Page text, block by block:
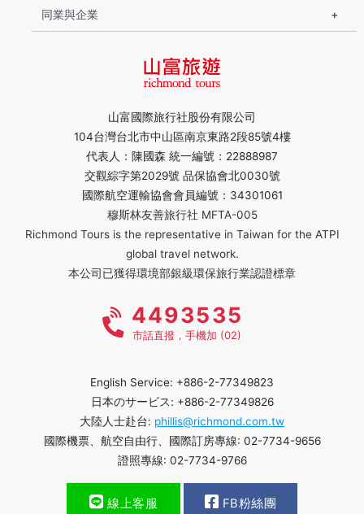
山富國際旅行社股份有限公司
104台灣台北市中山區南京東路2段85號4樓
代表人：陳國森 統一編號：22888987
交觀綜字第2029號 品保協會北0030號
國際航空運輸協會會員編號：34301061
穆斯林友善旅行社 MFTA-005
Richmond Tours is the representative in Taiwan for the ATPI
global travel network.
本公司已獲得環境部銀級環保旅行業認證標章
同業與企業
4493535
市話直撥，手機加 (02)
English Service: +886-2-77349823
日本のサービス: +886-2-77349826
大陸人士赴台: phillis@richmond.com.tw
國際機票、航空自由行、國際訂房專線: 02-7734-9656
證照專線: 02-7734-9766
線上客服 FB粉絲團